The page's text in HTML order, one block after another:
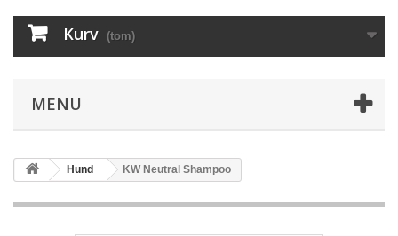
Kurv (tom)
MENU
Hund KW Neutral Shampoo